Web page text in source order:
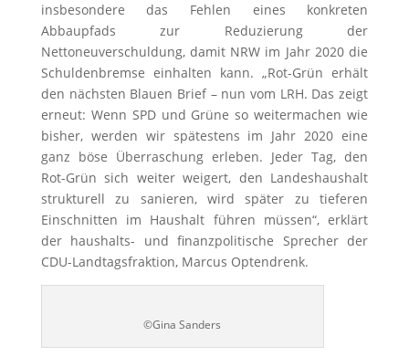
insbesondere das Fehlen eines konkreten
Abbaupfads zur Reduzierung der
Nettoneuverschuldung, damit NRW im Jahr 2020 die
Schuldenbremse einhalten kann. „Rot-Grün erhält
den nächsten Blauen Brief – nun vom LRH. Das zeigt
erneut: Wenn SPD und Grüne so weitermachen wie
bisher, werden wir spätestens im Jahr 2020 eine
ganz böse Überraschung erleben. Jeder Tag, den
Rot-Grün sich weiter weigert, den Landeshaushalt
strukturell zu sanieren, wird später zu tieferen
Einschnitten im Haushalt führen müssen“, erklärt
der haushalts- und finanzpolitische Sprecher der
CDU-Landtagsfraktion, Marcus Optendrenk.
©Gina Sanders